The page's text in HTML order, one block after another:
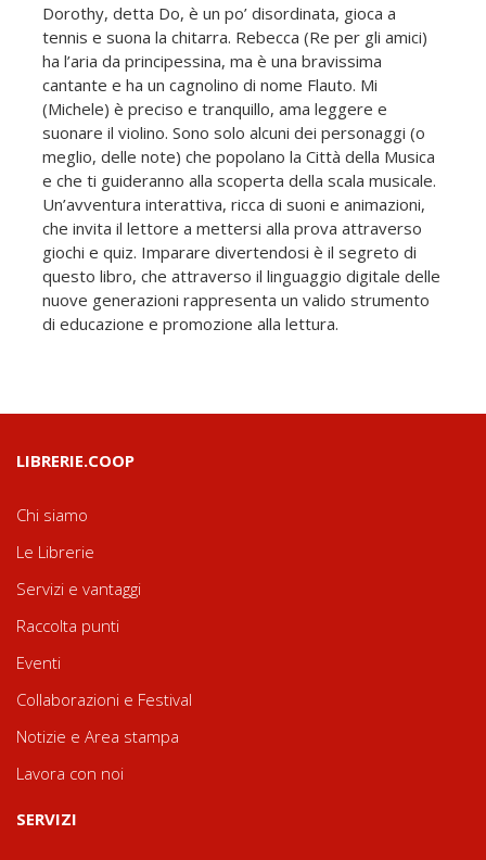
Dorothy, detta Do, è un po’ disordinata, gioca a
tennis e suona la chitarra. Rebecca (Re per gli amici)
ha l’aria da principessina, ma è una bravissima
cantante e ha un cagnolino di nome Flauto. Mi
(Michele) è preciso e tranquillo, ama leggere e
suonare il violino. Sono solo alcuni dei personaggi (o
meglio, delle note) che popolano la Città della Musica
e che ti guideranno alla scoperta della scala musicale.
Un’avventura interattiva, ricca di suoni e animazioni,
che invita il lettore a mettersi alla prova attraverso
giochi e quiz. Imparare divertendosi è il segreto di
questo libro, che attraverso il linguaggio digitale delle
nuove generazioni rappresenta un valido strumento
di educazione e promozione alla lettura.
LIBRERIE.COOP
Chi siamo
Le Librerie
Servizi e vantaggi
Raccolta punti
Eventi
Collaborazioni e Festival
Notizie e Area stampa
Lavora con noi
SERVIZI